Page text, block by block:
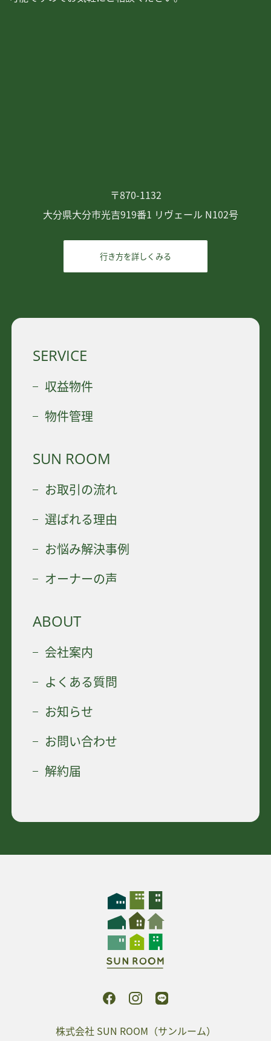
〒870-1132
大分県大分市光吉919番1 リヴェール N102号
行き方を詳しくみる
SERVICE
収益物件
物件管理
SUN ROOM
お取引の流れ
選ばれる理由
お悩み解決事例
オーナーの声
ABOUT
会社案内
よくある質問
お知らせ
お問い合わせ
解約届
株式会社 SUN ROOM（サンルーム）